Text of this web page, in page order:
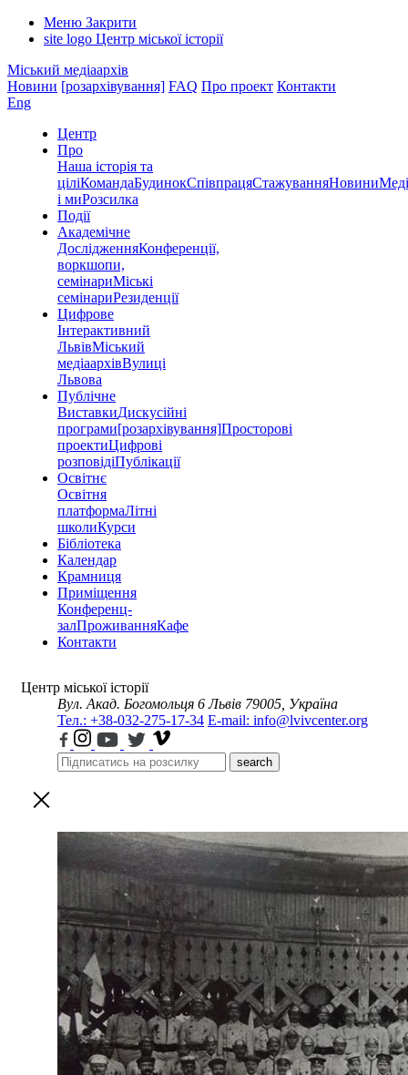
Меню Закрити
site logo Центр міської історії
Міський медіаархів
Новини [розархівування] FAQ Про проект Контакти
Eng
Центр
Про
Наша історія та
ціліКомандаБудинокСпівпрацяСтажуванняНовини
і миРозсилка
Події
Академічне
ДослідженняКонференції,
воркшопи,
семінариМіські
семінариРезиденції
Цифрове
Інтерактивний
ЛьвівМіський
медіаархівВулиці
Львова
Публічне
ВиставкиДискусійні
програми[розархівування]Просторові
проектиЦифрові
розповідіПублікації
Освітнє
Освітня
платформаЛітні
школиКурси
Бібліотека
Календар
Крамниця
Приміщення
Конференц-
залПроживанняКафе
Контакти
Центр міської історії
Вул. Акад. Богомольця 6 Львів 79005, Україна
Тел.: +38-032-275-17-34 E-mail: info@lvivcenter.org
search